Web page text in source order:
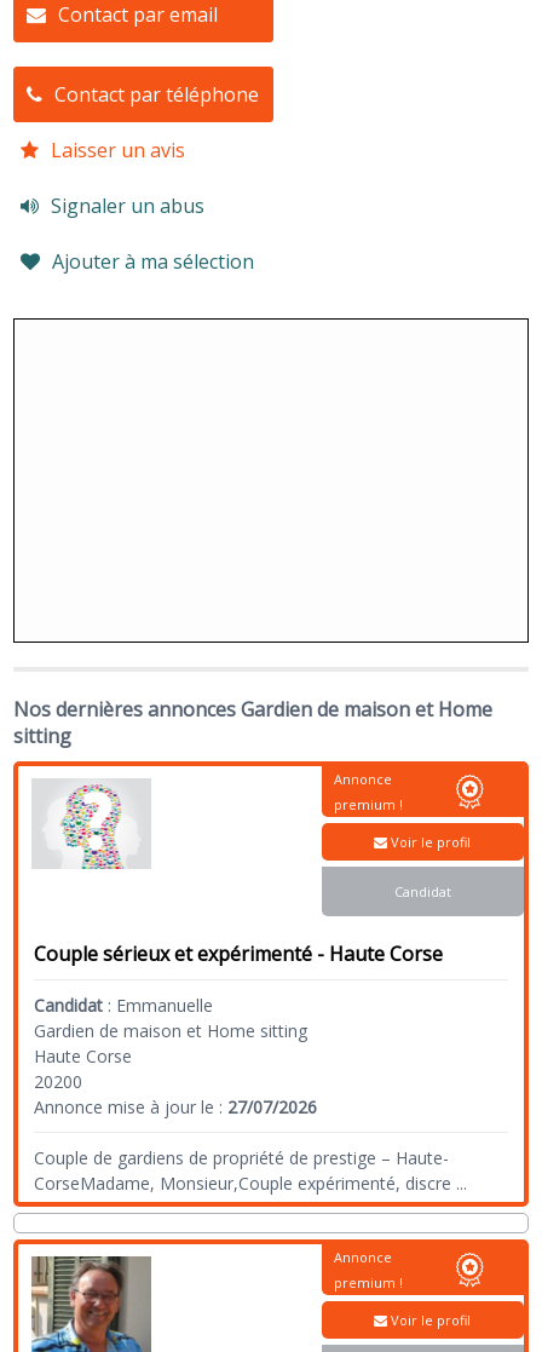
Contact par email
Contact par téléphone
Laisser un avis
Signaler un abus
Ajouter à ma sélection
Nos dernières annonces Gardien de maison et Home
sitting
Couple sérieux et expérimenté - Haute Corse
Candidat : Emmanuelle
Gardien de maison et Home sitting
Haute Corse
20200
Annonce mise à jour le : 27/07/2026
Couple de gardiens de propriété de prestige – Haute-
CorseMadame, Monsieur,Couple expérimenté, discre ...
Annonce
premium !
Voir le profil
Candidat
Annonce
premium !
Voir le profil